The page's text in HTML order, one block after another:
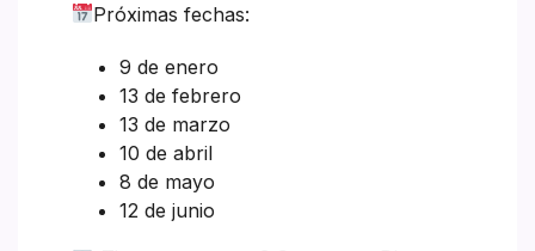
Próximas fechas:
9 de enero
13 de febrero
13 de marzo
10 de abril
8 de mayo
12 de junio